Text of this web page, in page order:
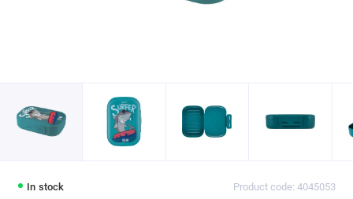
In stock Product code: 4045053